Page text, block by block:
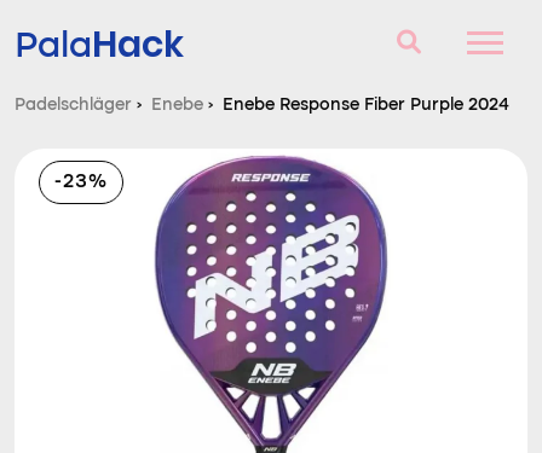
PalaHack
Padelschläger
Fragen und Antworten
Vergleich
Padelschläger › Enebe › Enebe Response Fiber Purple 2024
-23%